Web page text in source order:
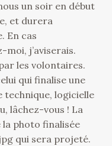
un soir en début
et durera
En cas
moi, j’aviserais.
les volontaires.
qui finalise une
technique, logicielle
lâchez-vous ! La
photo finalisée
qui sera projeté.